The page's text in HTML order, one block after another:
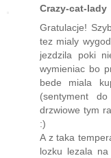
Crazy-cat-lady
Gratulacje!
tez mialy
jezdzila poki
wymieniac bo
bede miala
(sentyment
drzwiowe tym
:)
A z taka
lozku lezala